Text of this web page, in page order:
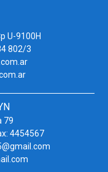
U-9100H
802/3
79
4454567